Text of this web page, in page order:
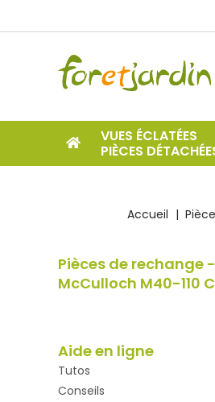
VUES ÉCLATÉES
PIÈCES
Accueil
Pièces de rechange -
McCulloch M40-110
Aide en ligne
Tutos
Conseils